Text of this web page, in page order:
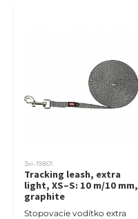
3xi-19801
Tracking leash, extra
light, XS–S: 10 m/10 mm,
graphite
Stopovacie vodítko extra